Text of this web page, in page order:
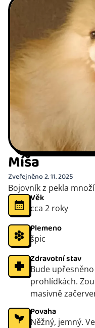
Míša
Zveřejněno 2. 11. 2025
Bojovník z pekla
Věk
cca 2 roky
Plemeno
špic
Zdravotní stav
Bude
prohlídkách.
masivně
Povaha
Něžný, jemný.